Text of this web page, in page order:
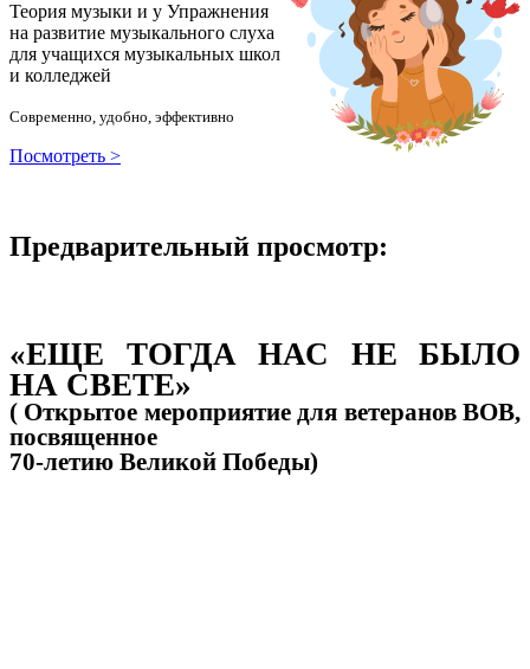
Теория музыки и у Упражнения
на развитие музыкального слуха
для учащихся музыкальных школ
и колледжей
Современно, удобно, эффективно
Посмотреть >
Предварительный просмотр:
«ЕЩЕ ТОГДА НАС НЕ БЫЛО
НА СВЕТЕ»
( Открытое мероприятие для ветеранов ВОВ,
посвященное
70-летию Великой Победы)